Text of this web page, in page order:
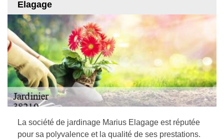
Elagage
La société de jardinage Marius Elagage est réputée
pour sa polyvalence et la qualité de ses prestations.